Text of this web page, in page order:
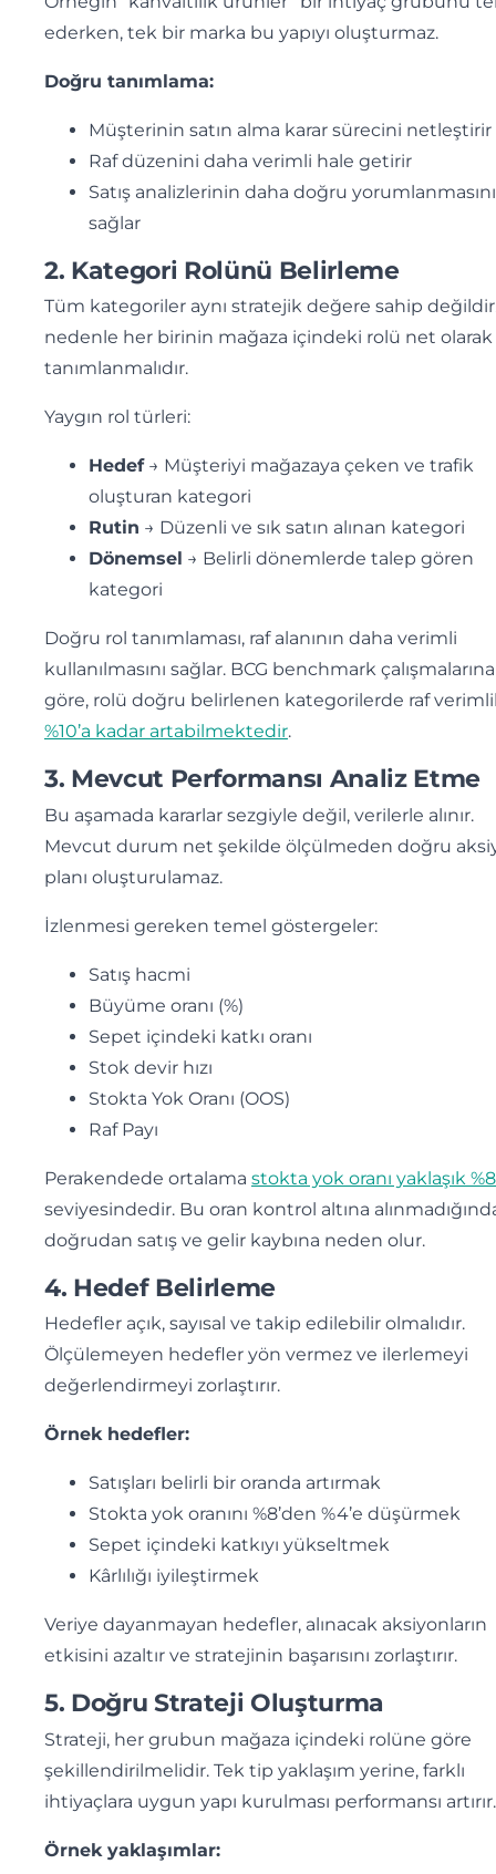
ederken, tek bir marka bu yapıyı oluşturmaz.
Doğru tanımlama:
Müşterinin satın alma karar sürecini netleştirir
Raf düzenini daha verimli hale getirir
Satış analizlerinin daha doğru yorumlanmasını
sağlar
2. Kategori Rolünü Belirleme
Tüm kategoriler aynı stratejik değere sahip
nedenle her birinin mağaza içindeki rolü net olarak
tanımlanmalıdır.
Yaygın rol türleri:
Hedef→ Müşteriyi mağazaya çeken ve trafik
oluşturan kategori
Rutin → Düzenli ve sık satın alınan kategori
Dönemsel → Belirli dönemlerde talep gören
kategori
Doğru rol tanımlaması, raf alanının daha verimli
kullanılmasını sağlar. BCG benchmark çalışmalarına
göre, rolü doğru belirlenen kategorilerde raf
%10’a kadar artabilmektedir.
3. Mevcut Performansı Analiz Etme
Bu aşamada kararlar sezgiyle değil, verilerle alınır.
Mevcut durum net şekilde ölçülmeden doğru
planı oluşturulamaz.
İzlenmesi gereken temel göstergeler:
Satış hacmi
Büyüme oranı (%)
Sepet içindeki katkı oranı
Stok devir hızı
Stokta Yok Oranı (OOS)
Raf Payı
Perakendede ortalama stokta yok oranı yaklaşık %8
seviyesindedir. Bu oran kontrol altına
doğrudan satış ve gelir kaybına neden olur.
4. Hedef Belirleme
Hedefler açık, sayısal ve takip edilebilir olmalıdır.
Ölçülemeyen hedefler yön vermez ve ilerlemeyi
değerlendirmeyi zorlaştırır.
Örnek hedefler:
Satışları belirli bir oranda artırmak
Stokta yok oranını %8’den %4’e düşürmek
Sepet içindeki katkıyı yükseltmek
Kârlılığı iyileştirmek
Veriye dayanmayan hedefler, alınacak aksiyonların
etkisini azaltır ve stratejinin başarısını zorlaştırır.
5. Doğru Strateji Oluşturma
Strateji, her grubun mağaza içindeki rolüne göre
şekillendirilmelidir. Tek tip yaklaşım yerine, farklı
ihtiyaçlara uygun yapı kurulması performansı artırır.
Örnek yaklaşımlar: